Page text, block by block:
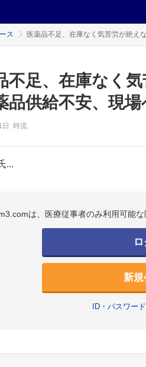
ス 医薬品不足、在庫なく気苦労が絶え
不足、在庫なく
供給不安、現場
時流
...
は、医療従事者のみ利用可能
新規
ID・パスワー